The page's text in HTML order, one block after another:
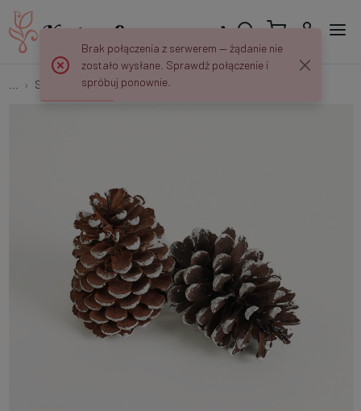
Susz Egzotyczny Szyszka sosnowa x 12 szt. XX27
Brak połączenia z serwerem — żądanie nie
zostało wysłane. Sprawdź połączenie i
spróbuj ponownie.